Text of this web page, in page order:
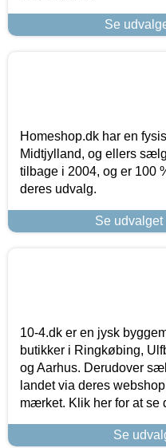
Se
Homeshop.dk har en
Midtjylland, og ellers
tilbage i 2004, og er 100
deres udvalg.
Se
10-4.dk er en jysk
butikker i Ringkøbing,
og Aarhus. Derudover
landet via deres
mærket. Klik her for at se
Se